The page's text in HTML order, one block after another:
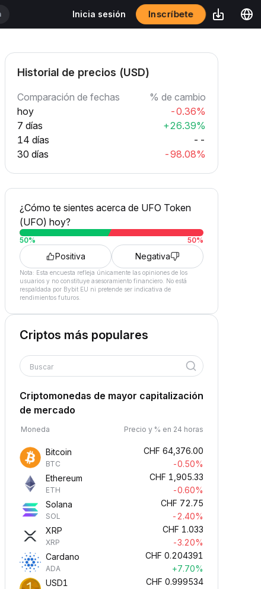
Inicia sesión Inscríbete
Historial de precios (USD)
Comparación de fechas
% de cambio
hoy
-0.36%
7 días
+26.39%
14 días
--
30 días
-98.08%
¿Cómo te sientes acerca de UFO Token
(UFO) hoy?
50% 50%
Positiva Negativa
Nota: Esta encuesta refleja únicamente las opiniones de los
usuarios y no constituye asesoramiento financiero. No está
respaldada por Bybit EU ni pretende ser indicativa de
rendimientos futuros.
Criptos más populares
Buscar
Criptomonedas de mayor capitalización
de mercado
Moneda Precio y % en 24 horas
Bitcoin
BTC
CHF 64,376.00
-0.50%
Ethereum
ETH
CHF 1,905.33
-0.60%
Solana
SOL
CHF 72.75
-2.40%
XRP
XRP
CHF 1.033
-3.20%
Cardano
ADA
CHF 0.204391
+7.70%
USD1
CHF 0.999534